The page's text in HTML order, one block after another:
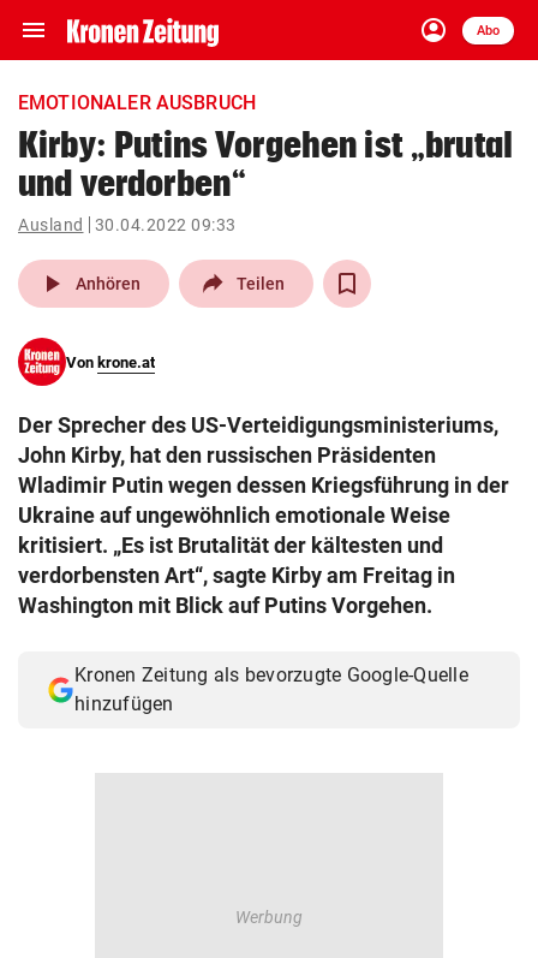
menu Navigation
ein-/ausklappen
account_circle
Anmelden
Abo
close Schließen
account_circle Anmelden
pin_drop
Wien arrow_right
search
eingeben
© Krone Multimedia GmbH & Co KG 2026
Muthgasse 2, 1190 Wien
EMOTIONALER AUSBRUCH
Kirby: Putins Vorgehen ist „brutal
und verdorben“
Ausland 30.04.2022 09:33
play_arrow Anhören Teilen
Von krone.at
Der Sprecher des US-Verteidigungsministeriums,
John Kirby, hat den russischen Präsidenten
Wladimir Putin wegen dessen Kriegsführung in der
Ukraine auf ungewöhnlich emotionale Weise
kritisiert. „Es ist Brutalität der kältesten und
verdorbensten Art“, sagte Kirby am Freitag in
Washington mit Blick auf Putins Vorgehen.
Kronen Zeitung als bevorzugte Google-Quelle
hinzufügen